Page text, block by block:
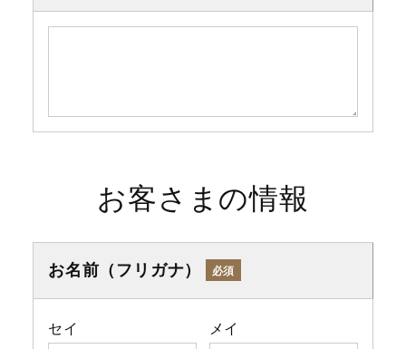
お客さまの情報
お名前（フリガナ） 必須
セイ メイ